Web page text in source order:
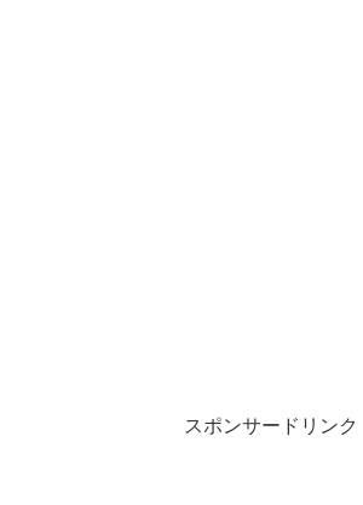
スポンサードリンク